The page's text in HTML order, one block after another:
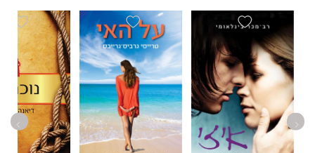
שירה רייז משולם, כותבת במשרה מלאה: סופרת צללים, קופירייטרית
וכתבת בתחום העיצוב והאדריכלות. כתב היד שלה "צרבת" זכה במקום
שני בתחרות הארצית "סופר נולד".